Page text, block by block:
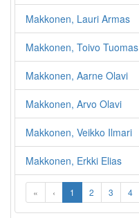
Makkonen, Lauri Armas
Makkonen, Toivo Tuomas
Makkonen, Aarne Olavi
Makkonen, Arvo Olavi
Makkonen, Veikko Ilmari
Makkonen, Erkki Elias
« ‹ 1 2 3 4